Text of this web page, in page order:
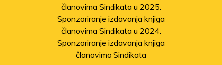
članovima Sindikata u 2025.
Sponzoriranje izdavanja knjiga
članovima Sindikata u 2024.
Sponzoriranje izdavanja knjiga
članovima Sindikata